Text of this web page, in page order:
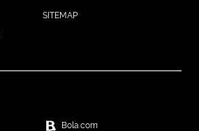
SITEMAP
Bola.com